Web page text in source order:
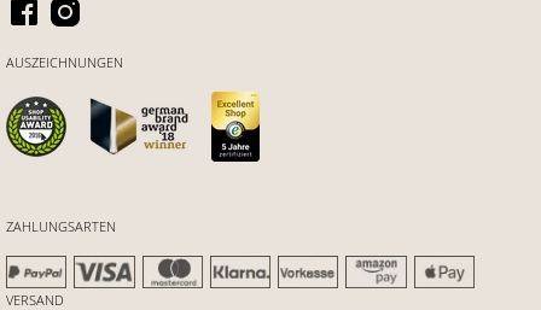
ZAHLUNGSARTEN
VERSAND
AUSZEICHNUNGEN